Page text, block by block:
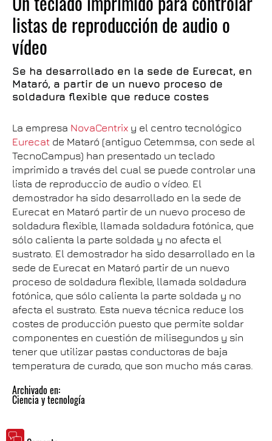
listas de reproducción de audio o
vídeo
Se ha desarrollado en la sede de Eurecat, en
Mataró, a partir de un nuevo proceso de
soldadura flexible que reduce costes
La empresa NovaCentrix y el centro tecnológico
Eurecat de Mataró (antiguo Cetemmsa, con sede al
TecnoCampus) han presentado un teclado
imprimido a través del cual se puede controlar una
lista de reproduccio de audio o vídeo. El
demostrador ha sido desarrollado en la sede de
Eurecat en Mataró partir de un nuevo proceso de
soldadura flexible, llamada soldadura fotónica, que
sólo calienta la parte soldada y no afecta el
sustrato. El demostrador ha sido desarrollado en la
sede de Eurecat en Mataró partir de un nuevo
proceso de soldadura flexible, llamada soldadura
fotónica, que sólo calienta la parte soldada y no
afecta el sustrato. Esta nueva técnica reduce los
costes de producción puesto que permite soldar
componentes en cuestión de milisegundos y sin
tener que utilizar pastas conductoras de baja
temperatura de curado, que son mucho más caras.
Archivado en:
Ciencia y tecnología